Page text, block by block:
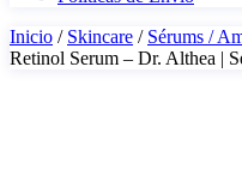
Inicio / Skincare / Sérums /
Retinol Serum – Dr. Althea |